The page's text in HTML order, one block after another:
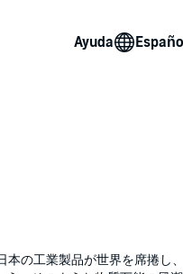
Ayuda
の工業製品が世界を席捲し、